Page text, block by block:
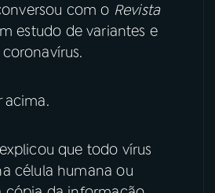
X
com o Revista
estudo de variantes e
acima.
que todo vírus
célula humana ou